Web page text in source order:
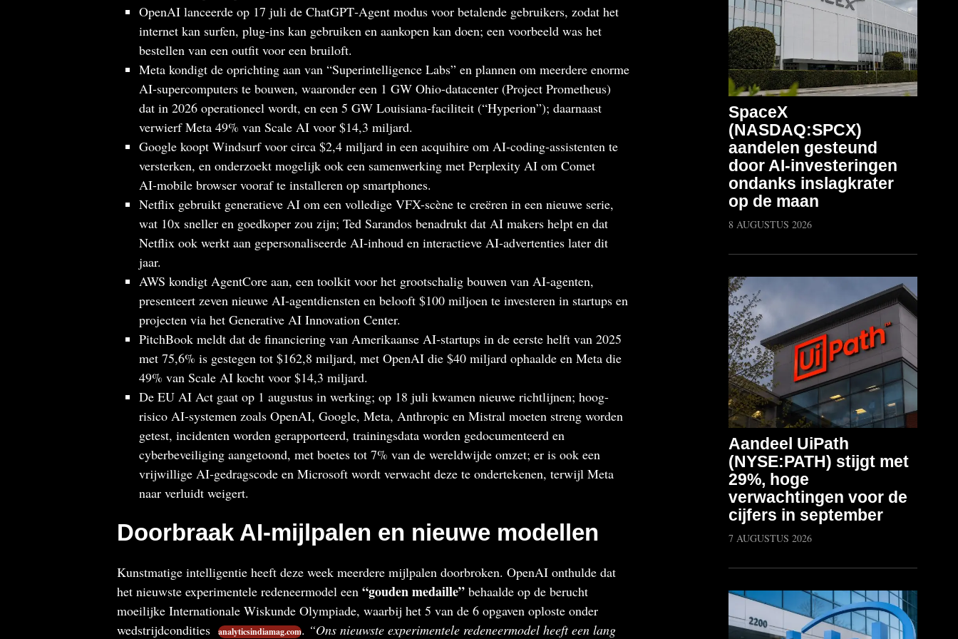
OpenAI lanceerde op 17 juli de ChatGPT‑Agent modus voor betalende gebruikers, zodat het
internet kan surfen, plug-ins kan gebruiken en aankopen kan doen; een voorbeeld was het
bestellen van een outfit voor een bruiloft.
Meta kondigt de oprichting aan van “Superintelligence Labs” en plannen om meerdere enorme
AI‑supercomputers te bouwen, waaronder een 1 GW Ohio-datacenter (Project Prometheus)
dat in 2026 operationeel wordt, en een 5 GW Louisiana‑faciliteit (“Hyperion”); daarnaast
verwierf Meta 49% van Scale AI voor $14,3 miljard.
Google koopt Windsurf voor circa $2,4 miljard in een acquihire om AI‑coding‑assistenten te
versterken, en onderzoekt mogelijk ook een samenwerking met Perplexity AI om Comet
AI‑mobile browser vooraf te installeren op smartphones.
Netflix gebruikt generatieve AI om een volledige VFX-scène te creëren in een nieuwe serie,
wat 10x sneller en goedkoper zou zijn; Ted Sarandos benadrukt dat AI makers helpt en dat
Netflix ook werkt aan gepersonaliseerde AI‑inhoud en interactieve AI‑advertenties later dit
jaar.
AWS kondigt AgentCore aan, een toolkit voor het grootschalig bouwen van AI‑agenten,
presenteert zeven nieuwe AI‑agentdiensten en belooft $100 miljoen te investeren in startups en
projecten via het Generative AI Innovation Center.
PitchBook meldt dat de financiering van Amerikaanse AI‑startups in de eerste helft van 2025
met 75,6% is gestegen tot $162,8 miljard, met OpenAI die $40 miljard ophaalde en Meta die
49% van Scale AI kocht voor $14,3 miljard.
De EU AI Act gaat op 1 augustus in werking; op 18 juli kwamen nieuwe richtlijnen; hoog-
risico AI-systemen zoals OpenAI, Google, Meta, Anthropic en Mistral moeten streng worden
getest, incidenten worden gerapporteerd, trainingsdata worden gedocumenteerd en
cyberbeveiliging aangetoond, met boetes tot 7% van de wereldwijde omzet; er is ook een
vrijwillige AI‑gedragscode en Microsoft wordt verwacht deze te ondertekenen, terwijl Meta
naar verluidt weigert.
Doorbraak AI-mijlpalen en nieuwe modellen
Kunstmatige intelligentie heeft deze week meerdere mijlpalen doorbroken. OpenAI onthulde dat
het nieuwste experimentele redeneermodel een “gouden medaille”behaalde op de berucht
moeilijke Internationale Wiskunde Olympiade, waarbij het 5 van de 6 opgaven oploste onder
wedstrijdcondities
analyticsindiamag.com. “Ons nieuwste experimentele redeneermodel heeft een lang
SpaceX
(NASDAQ:SPCX)
aandelen gesteund
door AI-investeringen
ondanks inslagkrater
op de maan
8 AUGUSTUS 2026
Aandeel UiPath
(NYSE:PATH) stijgt met
29%, hoge
verwachtingen voor de
cijfers in september
7 AUGUSTUS 2026